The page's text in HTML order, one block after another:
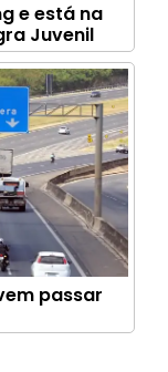
e está na
Juvenil
passar